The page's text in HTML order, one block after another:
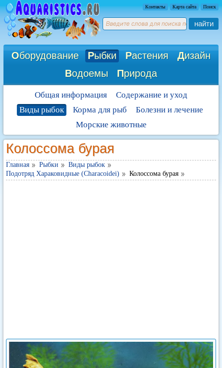
Контакты Карта сайта Поиск
найти
Оборудование Рыбки Растения Дизайн
Водоемы Природа
Общая информация
Содержание и уход
Виды рыбок
Корма для рыб
Болезни и лечение
Морские животные
Колоссома бурая
Главная Рыбки
Виды рыбок
Подотряд Хараковидные (Characoidei)
Колоссома бурая